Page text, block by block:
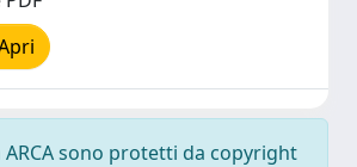
sono protetti da copyright